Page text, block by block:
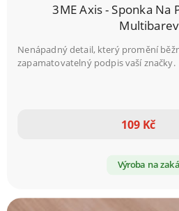
3ME Axis - Sponka Na
Nenápadný detail, který promění
zapamatovatelný podpis vaší značky.
109 Kč
Výroba na